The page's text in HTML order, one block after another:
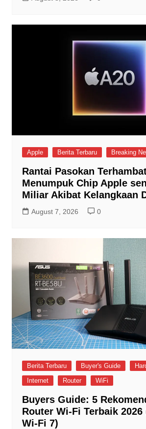
Apple Berita Terbaru Breaking
Rantai Pasokan
Menumpuk Chip Apple
Miliar Akibat Kelangkaan
August 7, 2026 0
Berita Terbaru Buyer's Guide
Internet
Router WiFi
Buyers Guide: 5
Router Wi-Fi Terbaik 2026
Wi-Fi 7)